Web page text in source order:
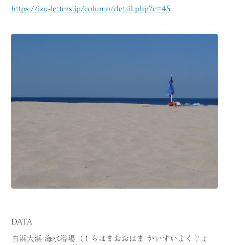
https://izu-letters.jp/column/detail.php?c=45
DATA
白浜大浜 海水浴場（しらはまおおはま かいすいよくじょ